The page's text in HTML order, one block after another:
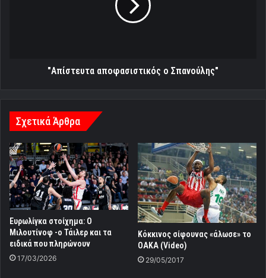
"Απίστευτα αποφασιστικός ο Σπανούλης"
Σχετικά Άρθρα
Ευρωλίγκα στοίχημα: Ο
Μιλουτίνοφ -ο Τάιλερ και τα
ειδικά που πληρώνουν
17/03/2026
Κόκκινος σίφουνας «άλωσε» το
ΟΑΚΑ (Video)
29/05/2017